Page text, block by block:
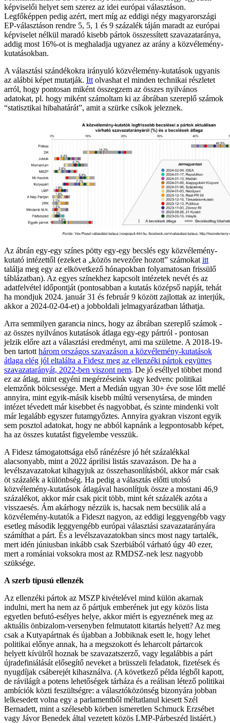
képviselői helyet sem szerez az idei európai választáson.
Legfőképpen pedig azért, mert míg az eddigi négy magyarországi
EP-választáson rendre 5, 5, 1 és 9 százalék táján maradt az európai
képviselet nélkül maradó kisebb pártok összessített szavazataránya,
addig most 16%-ot is meghaladja ugyanez az arány a közvélemény-
kutatásokban.
A választási szándékokra irányuló közvélemény-kutatások ugyanis
az alábbi képet mutatják. Itt olvashat el minden technikai részletet
arról, hogy pontosan miként összegzem az összes nyilvános
adatokat, pl. hogy miként számoltam ki az ábrában szereplő számok
“statisztikai hibahatárát”, amit a szürke csíkok jeleznek.
Az ábrán egy-egy színes pötty egy-egy becslés egy közvélemény-
kutató intézettől (ezeket a „közös nevezőre hozott” számokat itt
találja meg egy az elkövetkező hónapokban folyamatosan frissülő
táblázatban). Az egyes színekhez kapcsolt intézetek nevét és az
adatfelvétel időpontját (pontosabban a kutatás középső napját, tehát
ha mondjuk 2024. január 31 és február 9 között zajlottak az interjúk,
akkor a 2024-02-04-et) a jobboldali jelmagyarázatban láthatja.
Arra semmilyen garancia nincs, hogy az ábrában szereplő számok -
az összes nyilvános kutatások átlaga egy-egy pártról - pontosan
jelzik előre azt a választási eredményt, ami ma születne. A 2018-19-
ben tartott három országos szavazáson a közvélemény-kutatások
átlaga elég jól eltalálta a Fidesz meg az ellenzéki pártok együttes
szavazatarányát, 2022-ben viszont nem. De jó eséllyel többet mond
ez az átlag, mint egyéni megérzéseink vagy kedvenc politikai
elemzőnk bölcsessége. Mert a Medián ugyan 30+ éve sose lőtt mellé
annyira, mint egyik-másik kisebb múltú versenytársa, de minden
intézet tévedett már kisebbet és nagyobbat, és szinte mindenki volt
már legalább egyszer futamgyőztes. Annyira gyakran viszont egyik
sem posztol adatokat, hogy ne abból kapnánk a legpontosabb képet,
ha az összes kutatást figyelembe vesszük.
A Fidesz támogatottsága első ránézésre jó hét százalékkal
alacsonyabb, mint a 2022 áprilisi listás szavazáson. De ha a
levélszavazatokat kihagyjuk az összehasonlításból, akkor már csak
öt százalék a különbség. Ha pedig a választás előtti utolsó
közvélemény-kutatások átlagával hasonlítjuk össze a mostani 46,9
százalékot, akkor már csak picit több, mint két százalék azóta a
visszaesés. Ám akárhogy nézzük is, hacsak nem becsülik alá a
közvélemény-kutatók a Fideszt nagyon, az eddigi leggyengébb vagy
esetleg második leggyengébb európai választási szavazatarányára
számíthat a párt. És a levélszavazatokban sincs most nagy tartalék,
mert idén júniusban inkább csak Szerbiából várható úgy 40 ezer,
mert a romániai voksokra most az RMDSZ-nek lesz nagyobb
szüksége.
A szerb típusú ellenzék
Az ellenzéki pártok az MSZP kivételével mind külön akarnak
indulni, mert ha nem az ő pártjuk emberének jut egy közös lista
egyetlen befutó-esélyes helye, akkor miért is egyeznének meg az
aktuális önbizalom-versenyben felmutatott kitartás helyett? Az meg
csak a Kutyapártnak és újabban a Jobbiknak esett le, hogy lehet
politikai előnye annak, ha a megszokott és leharcolt pártarcok
helyett kívülről hoznak be szavazatszerző, vagy legalábbis a párt
újradefiniálását elősegítő neveket a brüsszeli feladatok, fizetések és
nyugdíjak csáberejét kihasználva. (A következő példa légből kapott,
de rávilágít a potens lehetőségek tárháza és a reálisan létező politikai
ambíciók közti feszültségre: a választóközönség bizonyára jobban
lelkesedett volna egy a parlamentből méltatlanul kiesett Szél
Bernadett, mint a szélesebb körben ismeretlen Schmuck Erzsébet
vagy Jávor Benedek által vezetett közös LMP-Párbeszéd listáért.)